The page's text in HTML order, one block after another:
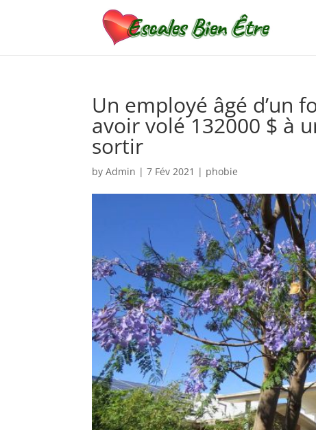
Un employé âgé d’un
avoir volé 132000 $ à
sortir
byAdmin |7 Fév 2021 | phobie